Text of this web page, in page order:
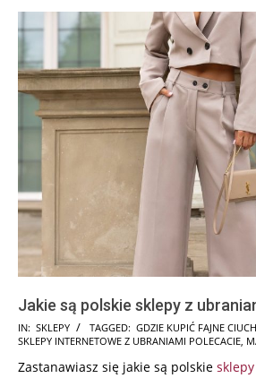
Jakie są polskie sklepy z
2026-
01-
08
IN: SKLEPY TAGGED: GDZIE KUPIĆ FAJNE
SKLEPY INTERNETOWE Z UBRANIAMI POLECACIE
Zastanawiasz się jakie są polskie sklepy